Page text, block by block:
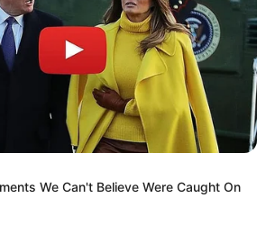
We Can't Believe Were Caught On